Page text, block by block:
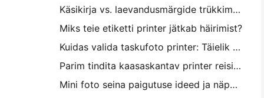
Käsikirja vs. laevandusmärgide trükkimine: näpunäited väikeettevõtetele 2026. aastal
Miks teie etiketti printer jätkab häirimist?
Kuidas valida taskufoto printer: Täielik juhend ajakirjanduse, reisimise ja iPhone'i kasutajatele
Parim tindita kaasaskantav printer reisimiseks, kooliks ja mobiiltööks: Hanin MT620 Pro ülevaade
Mini foto seina paigutuse ideed ja näpunäited magamistuba ja magamistuba kaunistamiseks